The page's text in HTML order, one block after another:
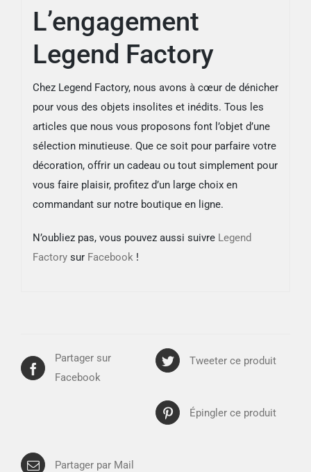
L’engagement
Legend Factory
Chez Legend Factory, nous avons à cœur de dénicher
pour vous des objets insolites et inédits. Tous les
articles que nous vous proposons font l’objet d’une
sélection minutieuse. Que ce soit pour parfaire votre
décoration, offrir un cadeau ou tout simplement pour
vous faire plaisir, profitez d’un large choix en
commandant sur notre boutique en ligne.
N’oubliez pas, vous pouvez aussi suivre Legend
Factorysur Facebook!
Partager sur
Facebook
Tweeter ce produit
Épingler ce produit
Partager par Mail